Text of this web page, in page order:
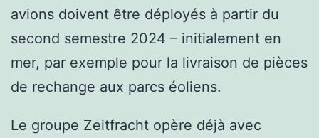
avions doivent être déployés à partir du
second semestre 2024 – initialement en
mer, par exemple pour la livraison de pièces
de rechange aux parcs éoliens.
Le groupe Zeitfracht opère déjà avec